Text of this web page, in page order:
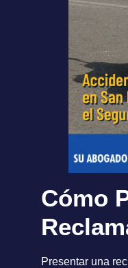
Cómo
Presentar una